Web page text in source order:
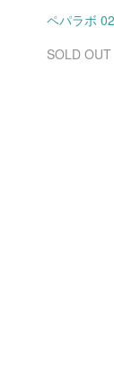
ペパラボ 02
SOLD OUT